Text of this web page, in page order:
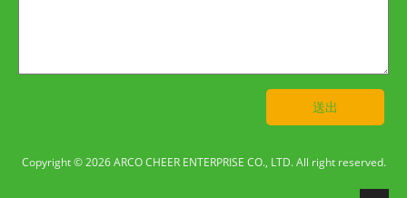
送出
Copyright © 2026 ARCO CHEER ENTERPRISE CO., LTD. All right reserved.